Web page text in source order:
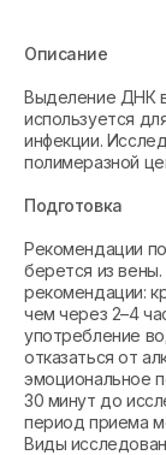
Описание
Выделение ДНК
используется
инфекции.
полимеразной
Подготовка
Рекомендации
берется из
рекомендации:
чем через 2–4
употребление
отказаться от
эмоциональное
30 минут до
период приема
Виды